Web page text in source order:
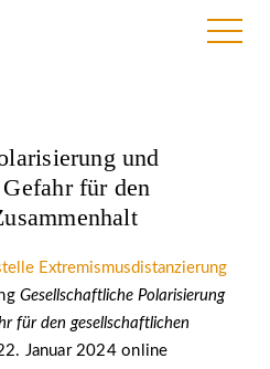
und
für den
Extremismusdistanzierung
Gesellschaftliche Polarisierung
für den gesellschaftlichen
Januar 2024 online